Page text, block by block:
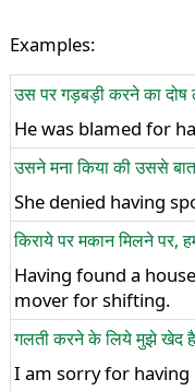
Examples:
उस पर गड़बड़ी करने का दोष
He was blamed for
उसने मना किया की उससे
She denied having
किराये पर मकान मिलने पर,
Having found a
mover for shifting.
गलती करने के लिये मुझे खेद
I am sorry for having